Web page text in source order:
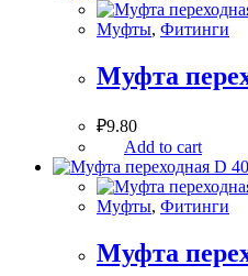
Муфты, Фитинги
Муфта
₽9.80
Add to cart
Муфты, Фитинги
Муфта